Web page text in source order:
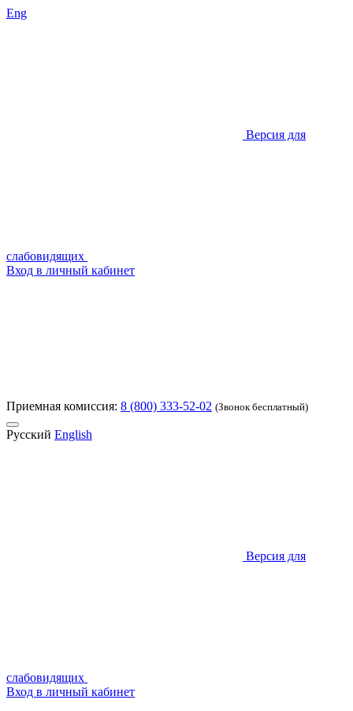
Eng
Версия для
слабовидящих
Вход в личный кабинет
Приемная комиссия: 8 (800) 333-52-02 (Звонок бесплатный)
Русский English
Версия для
слабовидящих
Вход в личный кабинет